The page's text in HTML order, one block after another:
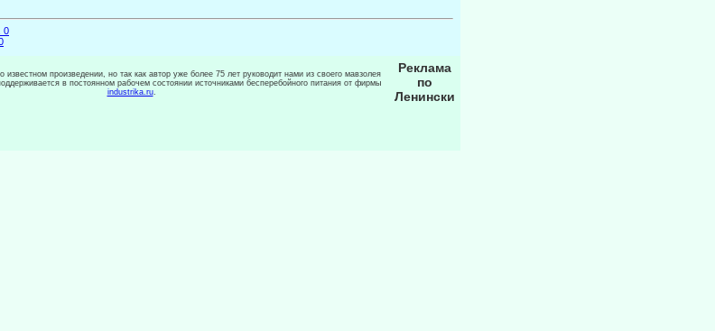
0
известном произведении, но так как автор уже более 75 лет руководит нами из своего мавзолея
в постоянном рабочем состоянии источниками бесперебойного питания от фирмы
industrika.ru.
Реклама
по
Ленински